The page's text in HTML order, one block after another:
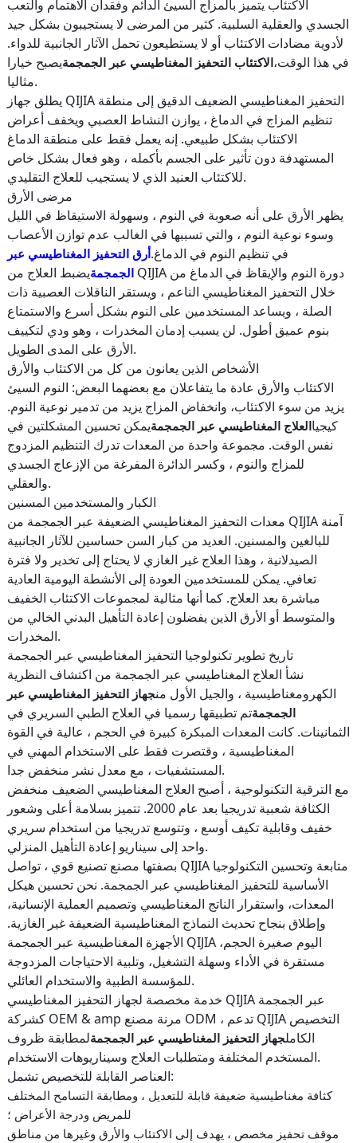
الاكتئاب يتميز بالمزاج السيئ الدائم وفقدان الاهتمام والتعب
الجسدي والعقلية السلبية. كثير من المرضى لا يستجيبون بشكل جيد
لأدوية مضادات الاكتئاب أو لا يستطيعون تحمل الآثار الجانبية للدواء.
في هذا الوقت،الاكتئاب التحفيز المغناطيسي عبر الجمجمةيصبح خيارا
مثاليا.
يطلق جهاز QIJIA التحفيز المغناطيسي الضعيف الدقيق إلى منطقة
تنظيم المزاج في الدماغ ، يوازن النشاط العصبي ويخفف أعراض
الاكتئاب بشكل طبيعي. إنه يعمل فقط على منطقة الدماغ
المستهدفة دون تأثير على الجسم بأكمله ، وهو فعال بشكل خاص
للاكتئاب العنيد الذي لا يستجيب للعلاج التقليدي.
مرضى الأرق
يظهر الأرق على أنه صعوبة في النوم ، وسهولة الاستيقاظ في الليل
وسوء نوعية النوم ، والتي تسببها في الغالب عدم توازن الأعصاب
في تنظيم النوم في الدماغ.أرق التحفيز المغناطيسي عبر
الجمجمةيضبط العلاج من QIJIA دورة النوم والإيقاظ في الدماغ من
خلال التحفيز المغناطيسي الناعم ، ويستقر الناقلات العصبية ذات
الصلة ، ويساعد المستخدمين على النوم بشكل أسرع والاستمتاع
بنوم عميق أطول. لن يسبب إدمان المخدرات ، وهو ودي لتكييف
الأرق على المدى الطويل.
الأشخاص الذين يعانون من كل من الاكتئاب والأرق
الاكتئاب والأرق عادة ما يتفاعلان مع بعضهما البعض: النوم السيئ
يزيد من سوء الاكتئاب، وانخفاض المزاج يزيد من تدمير نوعية النوم.
كيجياالعلاج المغناطيسي عبر الجمجمةيمكن تحسين المشكلتين في
نفس الوقت. مجموعة واحدة من المعدات تدرك التنظيم المزدوج
للمزاج والنوم ، وكسر الدائرة المفرغة من الإزعاج الجسدي
والعقلي.
الكبار والمستخدمين المسنين
معدات التحفيز المغناطيسي الضعيفة عبر الجمجمة من QIJIA آمنة
للبالغين والمسنين. العديد من كبار السن حساسين للآثار الجانبية
الصيدلانية ، وهذا العلاج غير الغازي لا يحتاج إلى تخدير ولا فترة
تعافي. يمكن للمستخدمين العودة إلى الأنشطة اليومية العادية
مباشرة بعد العلاج. كما أنها مثالية لمجموعات الاكتئاب الخفيف
والمتوسط أو الأرق الذين يفضلون إعادة التأهيل البدني الخالي من
المخدرات.
تاريخ تطوير تكنولوجيا التحفيز المغناطيسي عبر الجمجمة
نشأ العلاج المغناطيسي عبر الجمجمة من اكتشاف النظرية
الكهرومغناطيسية ، والجيل الأول منجهاز التحفيز المغناطيسي عبر
الجمجمةتم تطبيقها رسميا في العلاج الطبي السريري في
الثمانينات. كانت المعدات المبكرة كبيرة في الحجم ، عالية في القوة
المغناطيسية ، وقتصرت فقط على الاستخدام المهني في
المستشفيات ، مع معدل نشر منخفض جدا.
مع الترقية التكنولوجية ، أصبح العلاج المغناطيسي الضعيف منخفض
الكثافة شعبية تدريجيا بعد عام 2000. تتميز بسلامة أعلى وشعور
خفيف وقابلية تكيف أوسع ، وتتوسع تدريجيا من استخدام سريري
واحد إلى سيناريو إعادة التأهيل المنزلي.
بصفتها مصنع تصنيع قوي ، تواصل QIJIA متابعة وتحسين التكنولوجيا
الأساسية للتحفيز المغناطيسي عبر الجمجمة. نحن تحسين هيكل
المعدات، واستقرار الناتج المغناطيسي وتصميم العملية الإنسانية،
وإطلاق بنجاح تحديث النماذج المغناطيسية الضعيفة غير الغازية.
الأجهزة المغناطيسية عبر الجمجمة QIJIA اليوم صغيرة الحجم،
مستقرة في الأداء وسهلة التشغيل، وتلبية الاحتياجات المزدوجة
للمؤسسة الطبية والاستخدام العائلي.
خدمة مخصصة لجهاز التحفيز المغناطيسي QIJIA عبر الجمجمة
كشركة OEM & amp مرنة مصنع ODM ، تدعم QIJIA التخصيص
الكاملجهاز التحفيز المغناطيسي عبر الجمجمةلمطابقة ظروف
المستخدم المختلفة ومتطلبات العلاج وسيناريوهات الاستخدام.
العناصر القابلة للتخصيص تشمل:
كثافة مغناطيسية ضعيفة قابلة للتعديل ، ومطابقة التسامح المختلف
للمريض ودرجة الأعراض ؛
موقف تحفيز مخصص ، يهدف إلى الاكتئاب والأرق وغيرها من مناطق